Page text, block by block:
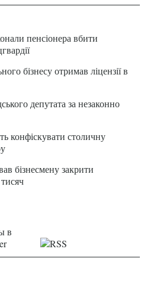
пенсіонера вбити
бізнесу отримав ліцензії в
депутата за незаконно
конфіскувати столичну
бізнесмену закрити